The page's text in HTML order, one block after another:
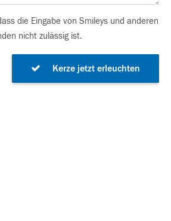
die Eingabe von Smileys und anderen
nicht zulässig ist.
Kerze jetzt erleuchten